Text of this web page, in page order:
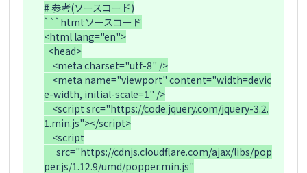
# 参考(ソースコード)
```html:ソースコード
<html lang="en">
e-width, initial-scale=1" />
1.min.js"></script>
per.js/1.12.9/umd/popper.min.js"